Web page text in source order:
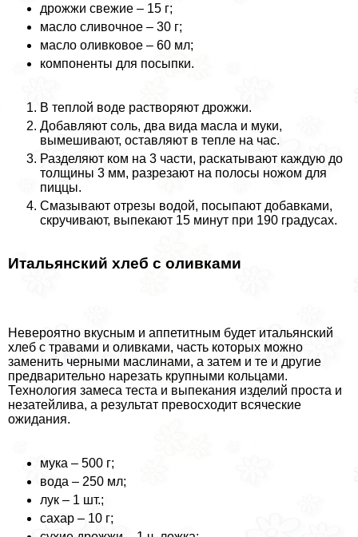
дрожжи свежие – 15 г;
масло сливочное – 30 г;
масло оливковое – 60 мл;
компоненты для посыпки.
В теплой воде растворяют дрожжи.
Добавляют соль, два вида масла и муки,
вымешивают, оставляют в тепле на час.
Разделяют ком на 3 части, раскатывают каждую до
толщины 3 мм, разрезают на полосы ножом для
пиццы.
Смазывают отрезы водой, посыпают добавками,
скручивают, выпекают 15 минут при 190 градусах.
Итальянский хлеб с оливками
Невероятно вкусным и аппетитным будет итальянский
хлеб с травами и оливками, часть которых можно
заменить черными маслинами, а затем и те и другие
предварительно нарезать крупными кольцами.
Технология замеса теста и выпекания изделий проста и
незатейлива, а результат превосходит всяческие
ожидания.
мука – 500 г;
вода – 250 мл;
лук – 1 шт.;
сахар – 10 г;